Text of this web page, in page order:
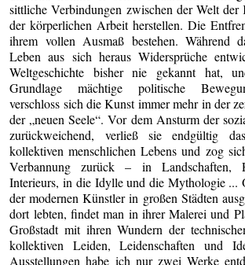
sittliche Verbindungen zwischen der Welt
der körperlichen Arbeit herstellen. Die
ihrem vollen Ausmaß bestehen. Während
Leben aus sich heraus Widersprüche
Weltgeschichte bisher nie gekannt hat,
Grundlage mächtige politische
verschloss sich die Kunst immer mehr in der
der „neuen Seele“. Vor dem Ansturm der
zurückweichend, verließ sie endgültig
kollektiven menschlichen Lebens und zog
Verbannung zurück – in Landschaften,
Interieurs, in die Idylle und die Mythologie ...
der modernen Künstler in großen Städten
dort lebten, findet man in ihrer Malerei und
Großstadt mit ihren Wundern der
kollektiven Leiden, Leidenschaften und
Ausstellungen habe ich nur zwei Werke